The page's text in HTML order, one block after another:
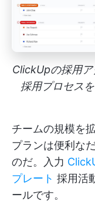
ClickUpの採用ア
採用プロセス
チームの規模を
プランは便利な
のだ。入力
プレート 採用活
ールです。